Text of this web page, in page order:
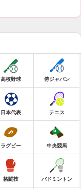
高校野球 侍ジャパン
日本代表 テニス
ラグビー 中央競馬
格闘技 バドミントン